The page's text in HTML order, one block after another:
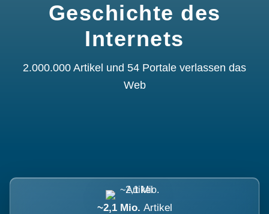
Geschichte des
Internets
2.000.000 Artikel und 54 Portale verlassen das
Web
~2,1 Mio. Artikel